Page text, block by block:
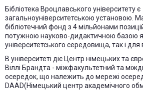
Бібліотека Вроцлавського університету є
загальноуніверситетською установою.
бібліотечний фонд з 4 мільйонами
потужною науково-дидактичною базою
університетського середовища, так і для
В університеті діє Центр німецьких та
Віллі Брандта - міжфакультетний та
осередок, що належить до мережі
DAAD(Німецький центр академічного